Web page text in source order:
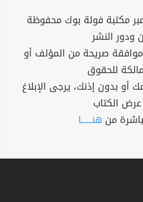
مكتبة فولة بوك محفوظة
ودور النشر
صريحة من المؤلف أو
للحقوق
أو بدون إذنك، يرجى الإبلاغ
الكتاب
من هنــــــا